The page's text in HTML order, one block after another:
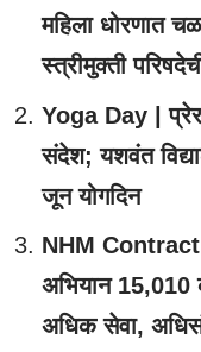
महिला धोरणात
स्त्रीमुक्ती
Yoga Day |
संदेश; यशवंत
जून योगदिन
NHM Contract
अभियान 15,010
अधिक सेवा,